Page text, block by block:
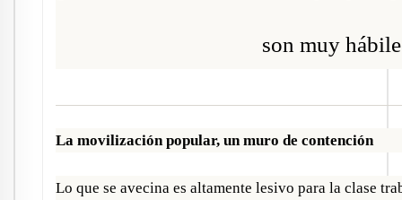
son muy
La movilización popular, un muro de contención
Lo que se avecina es altamente lesivo para la clase